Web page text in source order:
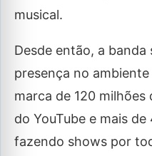
musical.
Desde então, a
presença no
marca de 120 milhões
do YouTube e mais
fazendo shows por